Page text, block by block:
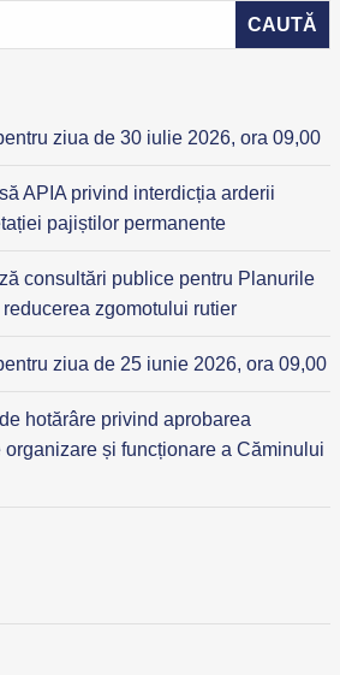
ziua de 30 iulie 2026, ora 09,00
APIA privind interdicția arderii
pajiștilor permanente
consultări publice pentru Planurile
zgomotului rutier
ziua de 25 iunie 2026, ora 09,00
hotărâre privind aprobarea
și funcționare a Căminului